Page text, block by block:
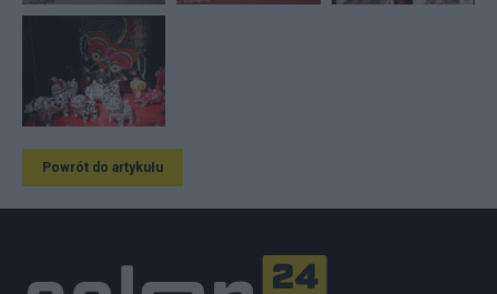
Powrót do artykułu